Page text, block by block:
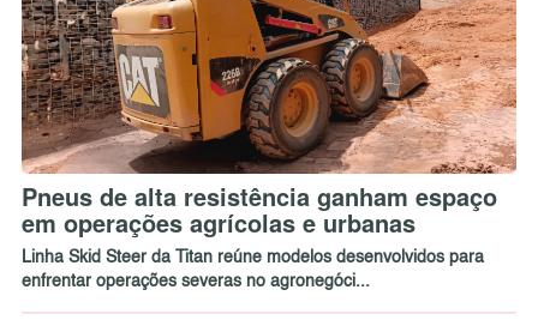
Pneus de alta resistência ganham espaço
em operações agrícolas e urbanas
Linha Skid Steer da Titan reúne modelos desenvolvidos para
enfrentar operações severas no agronegóci...